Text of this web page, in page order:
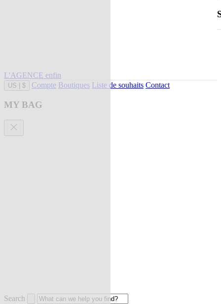
L'AGENCE enfin
US $ Compte Boutiques Liste de souhaits Contact
MY BAG
Search